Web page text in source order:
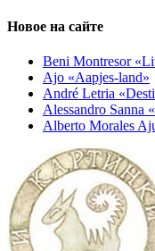
Новое на сайте
Beni Montresor
Ajo «Aapjes-land»
André Letria
Alessandro Sanna
Alberto Morales